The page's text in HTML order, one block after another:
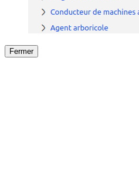
Fermer